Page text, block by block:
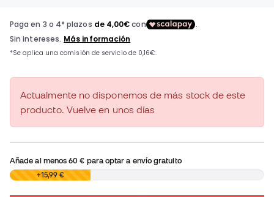
Actualmente no disponemos de más stock de este
producto. Vuelve en unos días
Añade al menos60 € para optar a envío gratuito
0,00 € +15,99 €